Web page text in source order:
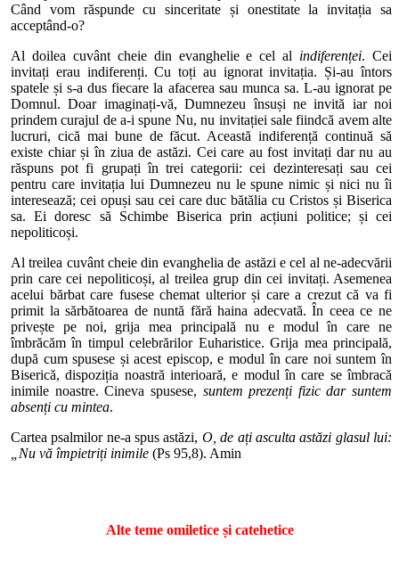
Când vom răspunde cu sinceritate și onestitate la invitația sa
acceptând-o?
Al doilea cuvânt cheie din evanghelie e cel al indiferenței. Cei
invitați erau indiferenți. Cu toți au ignorat invitația. Și-au întors
spatele și s-a dus fiecare la afacerea sau munca sa. L-au ignorat pe
Domnul. Doar imaginați-vă, Dumnezeu însuși ne invită iar noi
prindem curajul de a-i spune Nu, nu invitației sale fiindcă avem alte
lucruri, cică mai bune de făcut. Această indiferență continuă să
existe chiar și în ziua de astăzi. Cei care au fost invitați dar nu au
răspuns pot fi grupați în trei categorii: cei dezinteresați sau cei
pentru care invitația lui Dumnezeu nu le spune nimic și nici nu îi
interesează; cei opuși sau cei care duc bătălia cu Cristos și Biserica
sa. Ei doresc să Schimbe Biserica prin acțiuni politice; și cei
nepoliticoși.
Al treilea cuvânt cheie din evanghelia de astăzi e cel al ne-adecvării
prin care cei nepoliticoși, al treilea grup din cei invitați. Asemenea
acelui bărbat care fusese chemat ulterior și care a crezut că va fi
primit la sărbătoarea de nuntă fără haina adecvată. În ceea ce ne
privește pe noi, grija mea principală nu e modul în care ne
îmbrăcăm în timpul celebrărilor Euharistice. Grija mea principală,
după cum spusese și acest episcop, e modul în care noi suntem în
Biserică, dispoziția noastră interioară, e modul în care se îmbracă
inimile noastre. Cineva spusese, suntem prezenți fizic dar suntem
absenți cu mintea.
Cartea psalmilor ne-a spus astăzi, O, de ați asculta astăzi glasul lui:
„Nu vă împietriți inimile (Ps 95,8). Amin
Alte teme omiletice și catehetice